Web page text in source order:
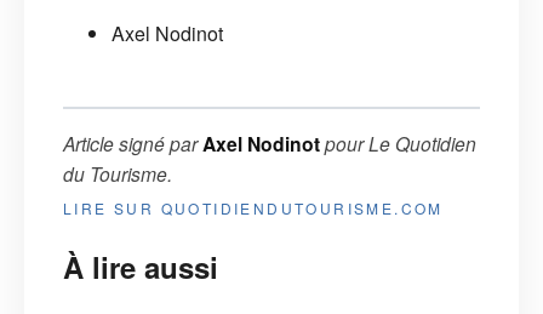
Axel Nodinot
Article signé parAxel NodinotpourLe Quotidien
du Tourisme.
LIRE SUR QUOTIDIENDUTOURISME.COM
À lire aussi